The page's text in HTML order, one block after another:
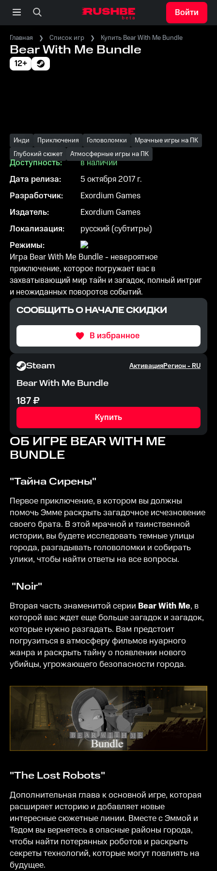
Войти
Главная Список игр Купить Bear With Me Bundle
Bear With Me Bundle
12+
Инди Приключения Головоломки
Мрачные игры на ПК
Глубокий сюжет
Атмосферные игры на ПК
Доступность:
в наличии
Дата релиза:
5 октября 2017 г.
Разработчик:
Exordium Games
Издатель:
Exordium Games
Локализация:
русский (субтитры)
Режимы:
Игра Bear With Me Bundle - невероятное
приключение, которое погружает вас в
захватывающий мир тайн и загадок, полный интриг
и неожиданных поворотов событий.
СООБЩИТЬ О НАЧАЛЕ СКИДКИ
В избранное
Steam АктивацияРегион -RU
Bear With Me Bundle
187₽
Купить
ОБ ИГРЕ BEAR WITH ME
BUNDLE
"Тайна Сирены"
Первое приключение, в котором вы должны
помочь Эмме раскрыть загадочное исчезновение
своего брата. В этой мрачной и таинственной
истории, вы будете исследовать темные улицы
города, разгадывать головоломки и собирать
улики, чтобы найти ответы на все вопросы.
"Noir"
Вторая часть знаменитой серии Bear With Me, в
которой вас ждет еще больше загадок и загадок,
которые нужно разгадать. Вам предстоит
погрузиться в атмосферу фильмов нуарного
жанра и раскрыть тайну о появлении нового
убийцы, угрожающего безопасности города.
"The Lost Robots"
Дополнительная глава к основной игре, которая
расширяет историю и добавляет новые
интересные сюжетные линии. Вместе с Эммой и
Тедом вы вернетесь в опасные районы города,
чтобы найти потерянных роботов и раскрыть
секреты технологий, которые могут повлиять на
будущее.